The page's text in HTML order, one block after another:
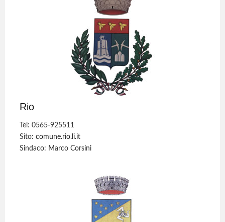
Rio
Tel: 0565-925511
Sito:comune.rio.li.it
Sindaco: Marco Corsini